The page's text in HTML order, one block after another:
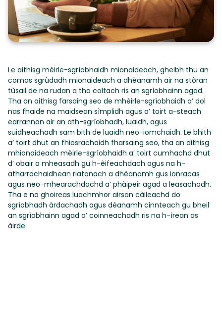
Le aithisg mèirle-sgrìobhaidh mionaideach, gheibh thu an
comas sgrùdadh mionaideach a dhèanamh air na stòran
tùsail de na rudan a tha coltach ris an sgrìobhainn agad.
Tha an aithisg farsaing seo de mhèirle-sgrìobhaidh a’ dol
nas fhaide na maidsean sìmplidh agus a’ toirt a-steach
earrannan air an ath-sgrìobhadh, luaidh, agus
suidheachadh sam bith de luaidh neo-iomchaidh. Le bhith
a’ toirt dhut an fhiosrachaidh fharsaing seo, tha an aithisg
mhionaideach mèirle-sgrìobhaidh a’ toirt cumhachd dhut
d’ obair a mheasadh gu h-èifeachdach agus na h-
atharrachaidhean riatanach a dhèanamh gus ionracas
agus neo-mhearachdachd a’ phàipeir agad a leasachadh.
Tha e na ghoireas luachmhor airson càileachd do
sgrìobhadh àrdachadh agus dèanamh cinnteach gu bheil
an sgrìobhainn agad a’ coinneachadh ris na h-ìrean as
àirde.